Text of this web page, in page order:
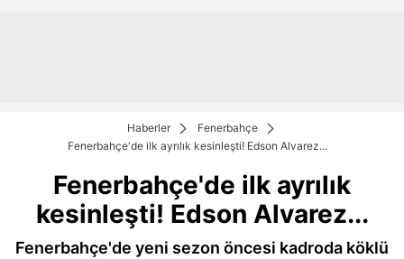
Haberler
Fenerbahçe
Fenerbahçe'de ilk ayrılık kesinleşti! Edson Alvarez...
Fenerbahçe'de ilk ayrılık
kesinleşti! Edson Alvarez...
Fenerbahçe'de yeni sezon öncesi kadroda köklü